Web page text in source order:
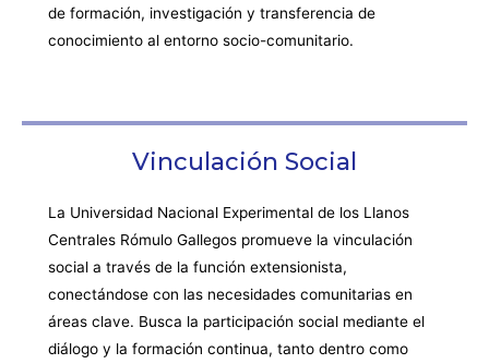
de formación, investigación y transferencia de
conocimiento al entorno socio-comunitario.
Vinculación Social
La Universidad Nacional Experimental de los Llanos
Centrales Rómulo Gallegos promueve la vinculación
social a través de la función extensionista,
conectándose con las necesidades comunitarias en
áreas clave. Busca la participación social mediante el
diálogo y la formación continua, tanto dentro como